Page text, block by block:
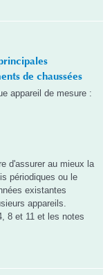
de chaussées
appareil de mesure :
d'assurer au mieux la
périodiques ou le
existantes
appareils.
8 et 11 et les notes